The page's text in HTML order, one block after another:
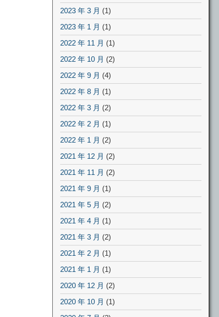
2023 年 3 月 (1)
2023 年 1 月 (1)
2022 年 11 月 (1)
2022 年 10 月 (2)
2022 年 9 月 (4)
2022 年 8 月 (1)
2022 年 3 月 (2)
2022 年 2 月 (1)
2022 年 1 月 (2)
2021 年 12 月 (2)
2021 年 11 月 (2)
2021 年 9 月 (1)
2021 年 5 月 (2)
2021 年 4 月 (1)
2021 年 3 月 (2)
2021 年 2 月 (1)
2021 年 1 月 (1)
2020 年 12 月 (2)
2020 年 10 月 (1)